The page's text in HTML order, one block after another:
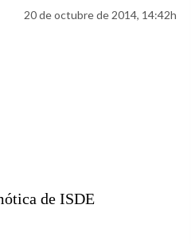
20 de octubre de 2014, 14:42h
de ISDE